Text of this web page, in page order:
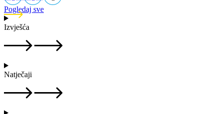
Pogledaj sve
Izvješća
Natječaji